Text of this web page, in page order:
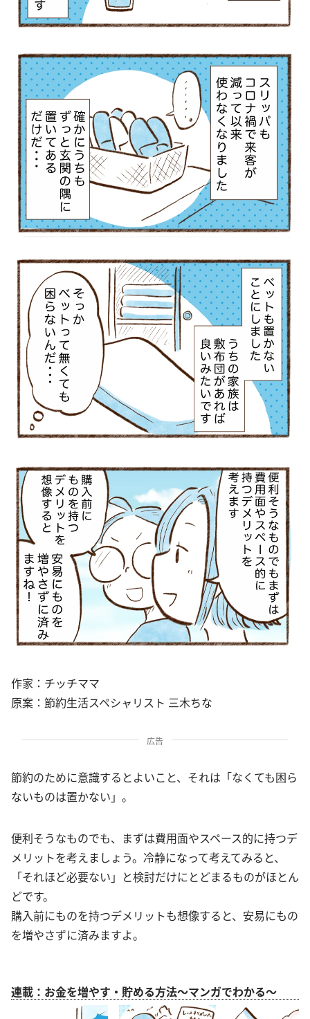
作家：チッチママ
原案：節約生活スペシャリスト 三木ちな
広告
節約のために意識するとよいこと、それは「なくても困ら
ないものは置かない」。
便利そうなものでも、まずは費用面やスペース的に持つデ
メリットを考えましょう。冷静になって考えてみると、
「それほど必要ない」と検討だけにとどまるものがほとん
どです。
購入前にものを持つデメリットも想像すると、安易にもの
を増やさずに済みますよ。
連載：お金を増やす・貯める方法～マンガでわかる～